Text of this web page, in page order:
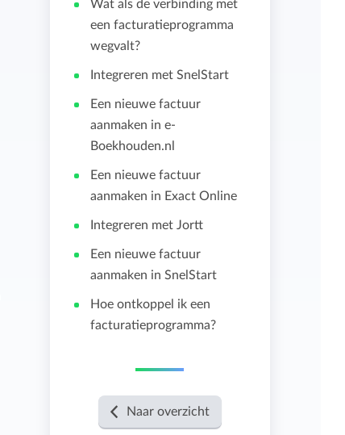
Wat als de verbinding met
een facturatieprogramma
wegvalt?
Integreren met SnelStart
Een nieuwe factuur
aanmaken in e-
Boekhouden.nl
Een nieuwe factuur
aanmaken in Exact Online
Integreren met Jortt
Een nieuwe factuur
aanmaken in SnelStart
Hoe ontkoppel ik een
facturatieprogramma?
Naar overzicht